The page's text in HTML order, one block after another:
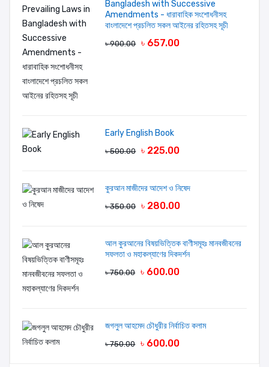
Bangladesh with Successive
Amendments - ধারাবাহিক সংশোধনীসহ
বাংলাদেশে প্রচলিত সকল আইনের রহিতসহ সূচী
৳ 900.00 ৳ 657.00
Early English Book
৳ 500.00 ৳ 225.00
কুরআন মাজীদের আদেশ ও নিষেদ
৳ 350.00 ৳ 280.00
আল কুরআনের বিষয়ভিত্তিক বাণীসমূহঃ মানবজীবনের
সফলতা ও মহাকল্যাণের দিকদর্শন
৳ 750.00 ৳ 600.00
জগলুল আহমেদ চৌধুরীর নির্বাচিত কলাম
৳ 750.00 ৳ 600.00